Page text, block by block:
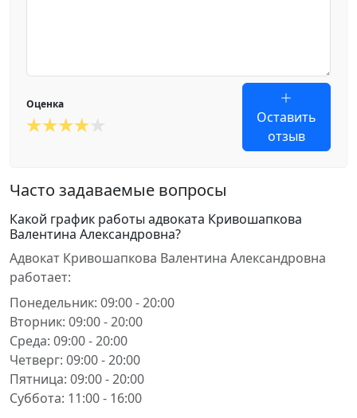
Оценка
Оставить
отзыв
Часто задаваемые вопросы
Какой график работы адвоката Кривошапкова
Валентина Александровна?
Адвокат Кривошапкова Валентина Александровна
работает:
Понедельник: 09:00 - 20:00
Вторник: 09:00 - 20:00
Среда: 09:00 - 20:00
Четверг: 09:00 - 20:00
Пятница: 09:00 - 20:00
Суббота: 11:00 - 16:00